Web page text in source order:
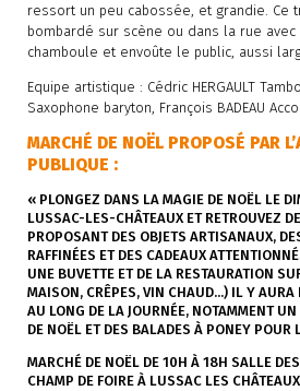
ressort un peu cabossée, et grandie. Ce
bombardé sur scène ou dans la rue
chamboule et envoûte le public, aussi
Equipe artistique : Cédric HERGAULT
Saxophone baryton, François BADEAU
MARCHÉ DE NOËL PROPOSÉ PAR
PUBLIQUE :
« PLONGEZ DANS LA MAGIE DE NOËL LE
LUSSAC-LES-CHÂTEAUX ET RETROUVEZ
PROPOSANT DES OBJETS ARTISANAUX,
RAFFINÉES ET DES CADEAUX
UNE BUVETTE ET DE LA RESTAURATION
MAISON, CRÊPES, VIN CHAUD...) IL Y
AU LONG DE LA JOURNÉE, NOTAMMENT
DE NOËL ET DES BALADES À PONEY POUR
MARCHÉ DE NOËL DE 10H À 18H SALLE
CHAMP DE FOIRE À LUSSAC LES CHÂTEAUX